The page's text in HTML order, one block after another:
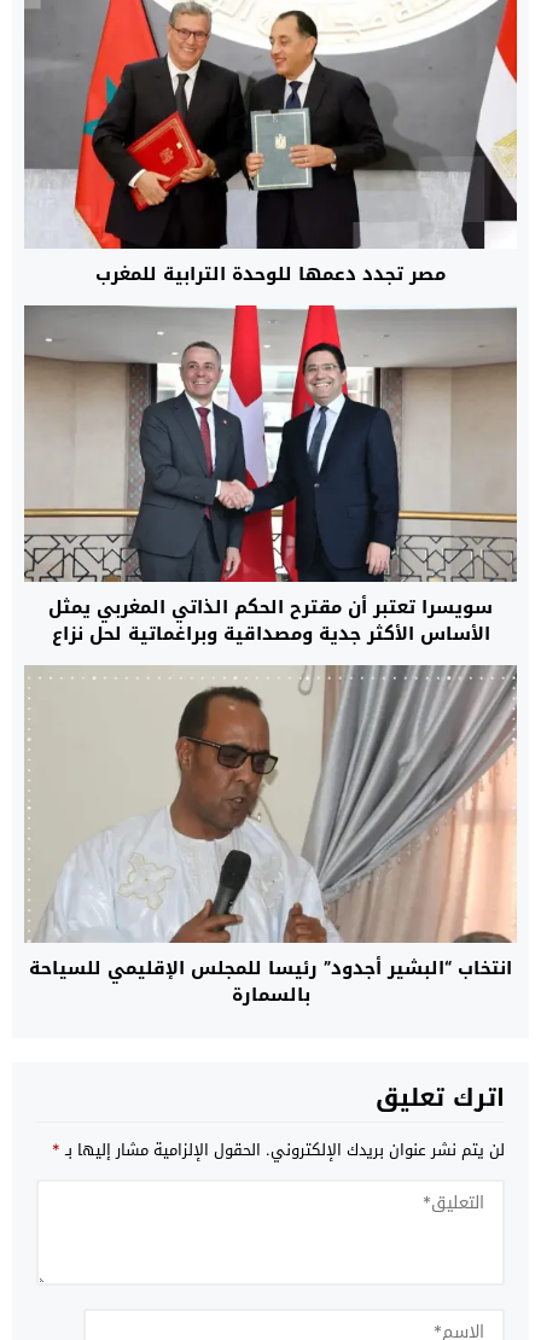
مصر تجدد دعمها للوحدة الترابية للمغرب
سويسرا تعتبر أن مقترح الحكم الذاتي المغربي يمثل
الأساس الأكثر جدية ومصداقية وبراغماتية لحل نزاع
الصحراء
انتخاب “البشير أجدود” رئيسا للمجلس الإقليمي للسياحة
بالسمارة
اترك تعليق
لن يتم نشر عنوان بريدك الإلكتروني. الحقول الإلزامية مشار إليها بـ*